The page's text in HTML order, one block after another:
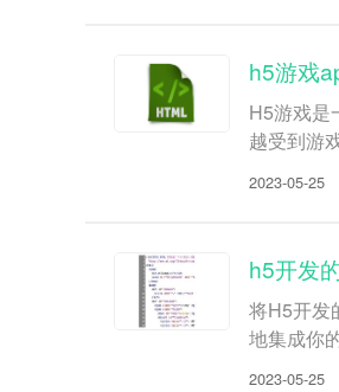
h5游戏
H5游戏是
越受到游
2023-05-25
h5开发
将H5开发
地集成你
2023-05-25